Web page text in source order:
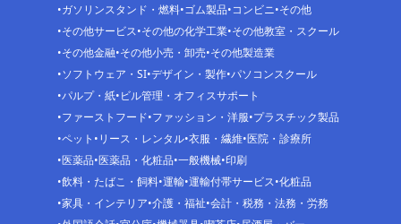
ガソリンスタンド・燃料 ゴム製品 コンビニ その他
その他サービス その他の化学工業 その他教室・スクール
その他金融 その他小売・卸売 その他製造業
ソフトウェア・SI デザイン・製作 パソコンスクール
パルプ・紙 ビル管理・オフィスサポート
ファーストフード ファッション・洋服 プラスチック製品
ペット リース・レンタル 衣服・繊維 医院・診療所
医薬品 医薬品・化粧品 一般機械 印刷
飲料・たばこ・飼料 運輸 運輸付帯サービス 化粧品
家具・インテリア 介護・福祉 会計・税務・法務・労務